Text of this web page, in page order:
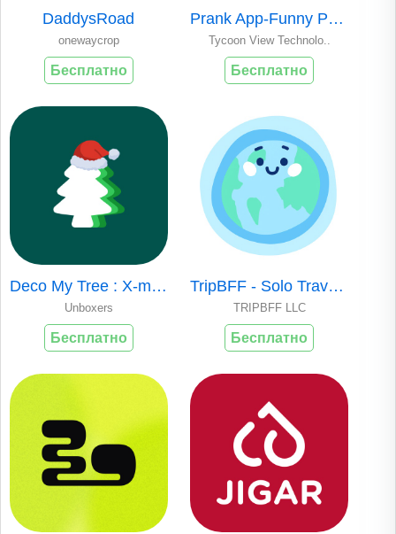
DaddysRoad
onewaycrop
Бесплатно
Prank App-Funny Prank Sounds
Tycoon View Technolo..
Бесплатно
Deco My Tree : X-mas Messages
Unboxers
Бесплатно
TripBFF - Solo Travel Friends
TRIPBFF LLC
Бесплатно